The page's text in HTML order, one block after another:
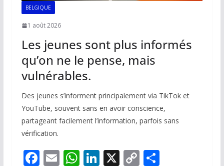
BELGIQUE
1 août 2026
Les jeunes sont plus informés
qu’on ne le pense, mais
vulnérables.
Des jeunes s’informent principalement via TikTok et
YouTube, souvent sans en avoir conscience,
partageant facilement l’information, parfois sans
vérification.
F E W Li X C P